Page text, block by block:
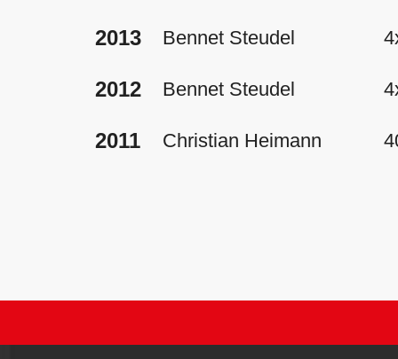
2013 Bennet Steudel
2012 Bennet Steudel
2011 Christian Heimann